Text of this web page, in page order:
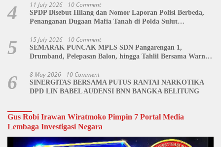
4 11 July 2026 10 Comment
SPDP Disebut Hilang dan Nomor Laporan Polisi Berbeda,
Penanganan Dugaan Mafia Tanah di Polda Sulut
5 15 July 2026 10 Comment
SEMARAK PUNCAK MPLS SDN Pangarengan 1,
Drumband, Pelepasan Balon, hingga Tahlil Bersama Warnai
6 8 May 2026 10 Comment
SINERGITAS BERSAMA PUTUS RANTAI NARKOTIKA
DPD LIN BABEL AUDENSI BNN BANGKA BELITUNG
Gus Robi Irawan Wiratmoko Pimpin 7 Portal Media
Lembaga Investigasi Negara
Video